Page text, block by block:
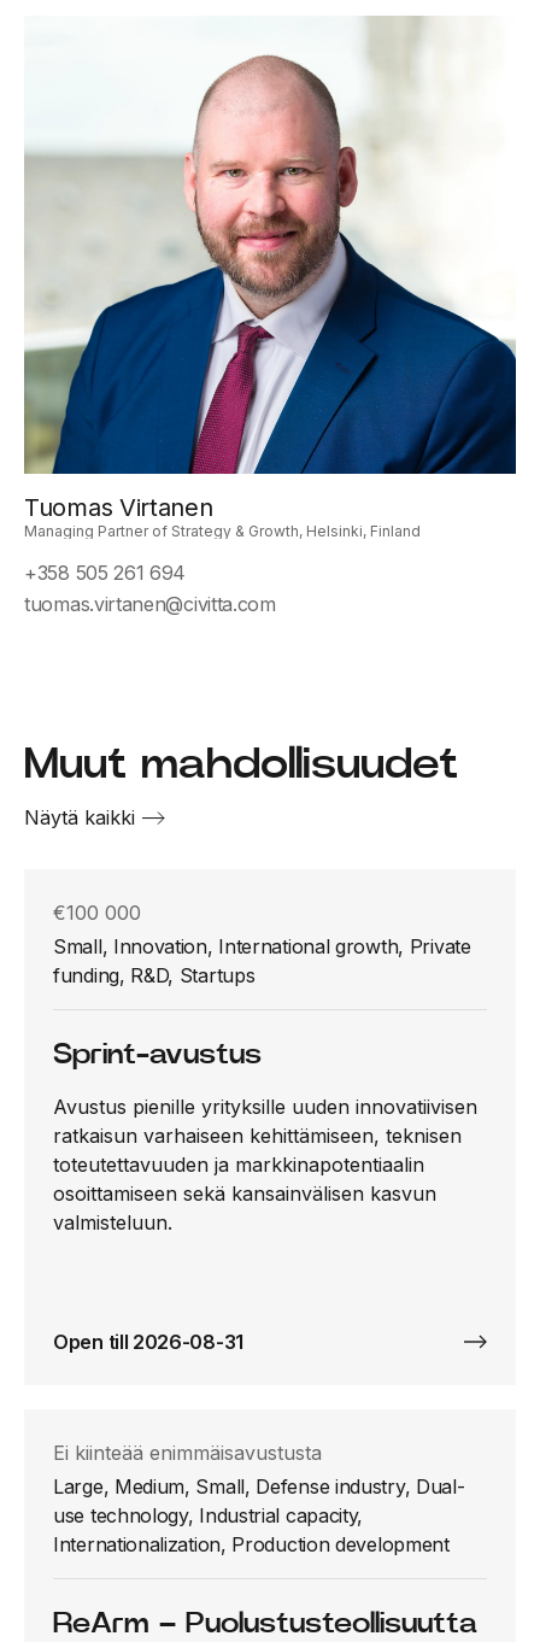
Tuomas Virtanen
Managing Partner of Strategy & Growth, Helsinki, Finland
+358 505 261 694
tuomas.virtanen@civitta.com
Muut mahdollisuudet
Näytä kaikki
€100 000
Small, Innovation, International growth, Private
funding, R&D, Startups
Sprint-avustus
Avustus pienille yrityksille uuden innovatiivisen
ratkaisun varhaiseen kehittämiseen, teknisen
toteutettavuuden ja markkinapotentiaalin
osoittamiseen sekä kansainvälisen kasvun
valmisteluun.
Open till 2026-08-31
Ei kiinteää enimmäisavustusta
Large, Medium, Small, Defense industry, Dual-
use technology, Industrial capacity,
Internationalization, Production development
ReArm – Puolustusteollisuutta